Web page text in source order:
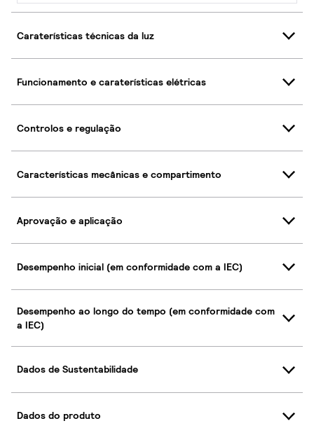
Caraterísticas técnicas da luz
Funcionamento e caraterísticas elétricas
Controlos e regulação
Características mecânicas e compartimento
Aprovação e aplicação
Desempenho inicial (em conformidade com a IEC)
Desempenho ao longo do tempo (em conformidade com
a IEC)
Dados de Sustentabilidade
Dados do produto